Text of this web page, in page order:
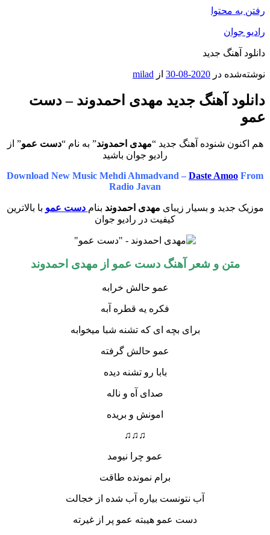
رفتن به محتوا
رادیو جوان
دانلود آهنگ جدید
نوشته‌شده در 2020-08-30 از milad
دانلود آهنگ جدید مهدی احمدوند – دست
عمو
هم اکنون شنوده آهنگ جدید “مهدی احمدوند” به نام “دست عمو” از
رادیو جوان باشید
Download New Music Mehdi Ahmadvand – Daste Amoo From
Radio Javan
موزیک جدید و بسیار زیبای مهدی احمدوند بنام دست عمو با بالاترین
کیفیت در رادیو جوان
متن و شعر آهنگ دست عمو از مهدی احمدوند
عمو حالش خرابه
فکره یه قطره آبه
برای بچه ای که تشنه شبا میخوابه
عمو حالش گرفته
بابا رو تشنه دیده
صدای آه و ناله
امونش و بریده
♫♫♫
عمو چرا نیومد
برام نمونده طاقت
آب نتونست بیاره آب شده از خجالت
دست عمو هیبته عمو پر از غیرته